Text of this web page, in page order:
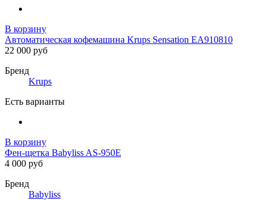
В корзину
Автоматическая кофемашина Krups Sensation EA910810
22 000 руб
Бренд
Krups
Есть варианты
В корзину
Фен-щетка Babyliss AS-950E
4 000 руб
Бренд
Babyliss